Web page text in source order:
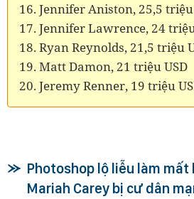
16. Jennifer Aniston, 25,5 triệu
17. Jennifer Lawrence, 24
18. Ryan Reynolds, 21,5 triệu
19. Matt Damon, 21 triệu USD
20. Jeremy Renner, 19 triệu
Photoshop lộ liễu làm
Mariah Carey bị cư dân